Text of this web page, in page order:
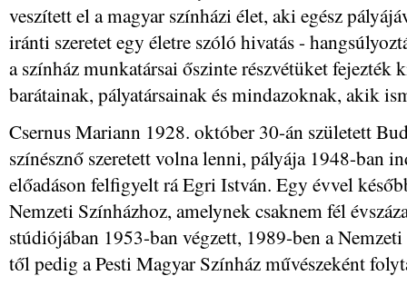
veszített el a magyar színházi élet, aki egész
iránti szeretet egy életre szóló hivatás -
a színház munkatársai őszinte részvétüket fejezték
barátainak, pályatársainak és mindazoknak, akik
Csernus Mariann 1928. október 30-án született
színésznő szeretett volna lenni, pályája 1948-ban
előadáson felfigyelt rá Egri István. Egy évvel
Nemzeti Színházhoz, amelynek csaknem fél
stúdiójában 1953-ban végzett, 1989-ben a
től pedig a Pesti Magyar Színház művészeként